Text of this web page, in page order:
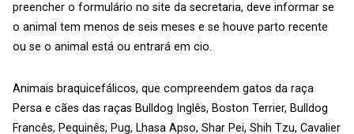
preencher o formulário no site da secretaria, deve informar se
o animal tem menos de seis meses e se houve parto recente
ou se o animal está ou entrará em cio.
Animais braquicefálicos, que compreendem gatos da raça
Persa e cães das raças Bulldog Inglês, Boston Terrier, Bulldog
Francês, Pequinês, Pug, Lhasa Apso, Shar Pei, Shih Tzu, Cavalier